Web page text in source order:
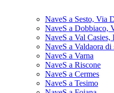
NaveS a Sesto, Via
NaveS a Dobbiaco,
NaveS a Val Casies,
NaveS a Valdaora di
NaveS a Varna
NaveS a Riscone
NaveS a Cermes
NaveS a Tesimo